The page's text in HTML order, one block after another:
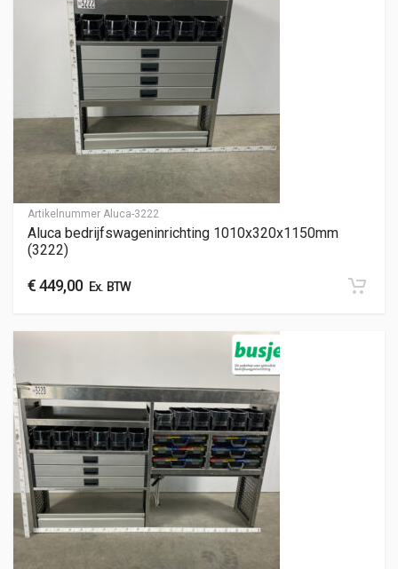
Artikelnummer Aluca-3222
Aluca bedrijfswageninrichting 1010x320x1150mm
(3222)
€449,00Ex. BTW